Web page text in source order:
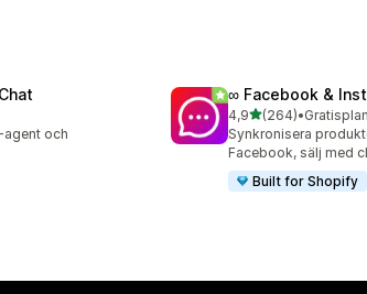
agent och
∞ Facebook &
4,9av 5 stjärnor
(264)
264 recensioner totalt
•
Synkronisera
Facebook, sälj med
Built for Shopify